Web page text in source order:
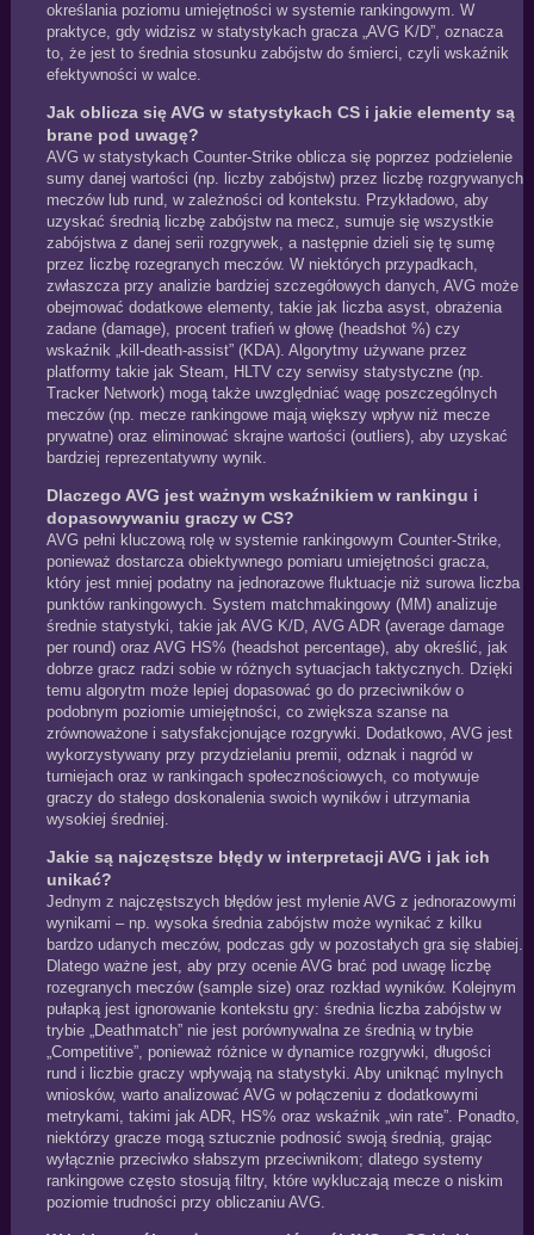
określania poziomu umiejętności w systemie rankingowym. W
praktyce, gdy widzisz w statystykach gracza „AVG K/D”, oznacza
to, że jest to średnia stosunku zabójstw do śmierci, czyli wskaźnik
efektywności w walce.
Jak oblicza się AVG w statystykach CS i jakie elementy są
brane pod uwagę?
AVG w statystykach Counter‑Strike oblicza się poprzez podzielenie
sumy danej wartości (np. liczby zabójstw) przez liczbę rozgrywanych
meczów lub rund, w zależności od kontekstu. Przykładowo, aby
uzyskać średnią liczbę zabójstw na mecz, sumuje się wszystkie
zabójstwa z danej serii rozgrywek, a następnie dzieli się tę sumę
przez liczbę rozegranych meczów. W niektórych przypadkach,
zwłaszcza przy analizie bardziej szczegółowych danych, AVG może
obejmować dodatkowe elementy, takie jak liczba asyst, obrażenia
zadane (damage), procent trafień w głowę (headshot %) czy
wskaźnik „kill‑death‑assist” (KDA). Algorytmy używane przez
platformy takie jak Steam, HLTV czy serwisy statystyczne (np.
Tracker Network) mogą także uwzględniać wagę poszczególnych
meczów (np. mecze rankingowe mają większy wpływ niż mecze
prywatne) oraz eliminować skrajne wartości (outliers), aby uzyskać
bardziej reprezentatywny wynik.
Dlaczego AVG jest ważnym wskaźnikiem w rankingu i
dopasowywaniu graczy w CS?
AVG pełni kluczową rolę w systemie rankingowym Counter‑Strike,
ponieważ dostarcza obiektywnego pomiaru umiejętności gracza,
który jest mniej podatny na jednorazowe fluktuacje niż surowa liczba
punktów rankingowych. System matchmakingowy (MM) analizuje
średnie statystyki, takie jak AVG K/D, AVG ADR (average damage
per round) oraz AVG HS% (headshot percentage), aby określić, jak
dobrze gracz radzi sobie w różnych sytuacjach taktycznych. Dzięki
temu algorytm może lepiej dopasować go do przeciwników o
podobnym poziomie umiejętności, co zwiększa szanse na
zrównoważone i satysfakcjonujące rozgrywki. Dodatkowo, AVG jest
wykorzystywany przy przydzielaniu premii, odznak i nagród w
turniejach oraz w rankingach społecznościowych, co motywuje
graczy do stałego doskonalenia swoich wyników i utrzymania
wysokiej średniej.
Jakie są najczęstsze błędy w interpretacji AVG i jak ich
unikać?
Jednym z najczęstszych błędów jest mylenie AVG z jednorazowymi
wynikami – np. wysoka średnia zabójstw może wynikać z kilku
bardzo udanych meczów, podczas gdy w pozostałych gra się słabiej.
Dlatego ważne jest, aby przy ocenie AVG brać pod uwagę liczbę
rozegranych meczów (sample size) oraz rozkład wyników. Kolejnym
pułapką jest ignorowanie kontekstu gry: średnia liczba zabójstw w
trybie „Deathmatch” nie jest porównywalna ze średnią w trybie
„Competitive”, ponieważ różnice w dynamice rozgrywki, długości
rund i liczbie graczy wpływają na statystyki. Aby uniknąć mylnych
wniosków, warto analizować AVG w połączeniu z dodatkowymi
metrykami, takimi jak ADR, HS% oraz wskaźnik „win rate”. Ponadto,
niektórzy gracze mogą sztucznie podnosić swoją średnią, grając
wyłącznie przeciwko słabszym przeciwnikom; dlatego systemy
rankingowe często stosują filtry, które wykluczają mecze o niskim
poziomie trudności przy obliczaniu AVG.